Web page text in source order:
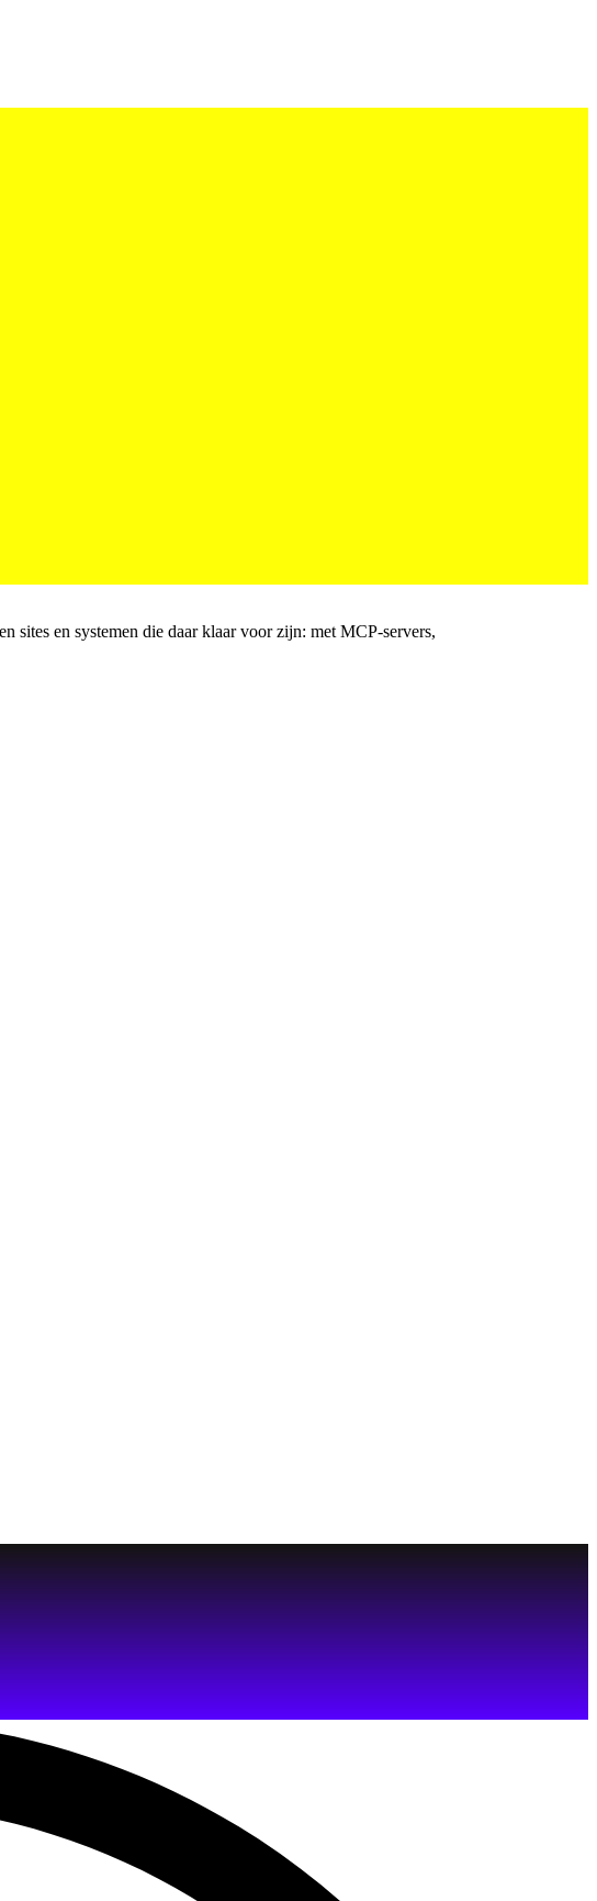
sites en systemen die daar klaar voor zijn: met MCP-servers,